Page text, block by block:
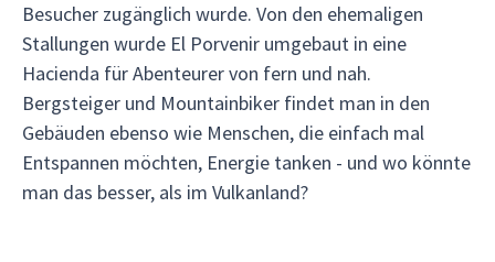
Besucher zugänglich wurde. Von den ehemaligen
Stallungen wurde El Porvenir umgebaut in eine
Hacienda für Abenteurer von fern und nah.
Bergsteiger und Mountainbiker findet man in den
Gebäuden ebenso wie Menschen, die einfach mal
Entspannen möchten, Energie tanken - und wo könnte
man das besser, als im Vulkanland?